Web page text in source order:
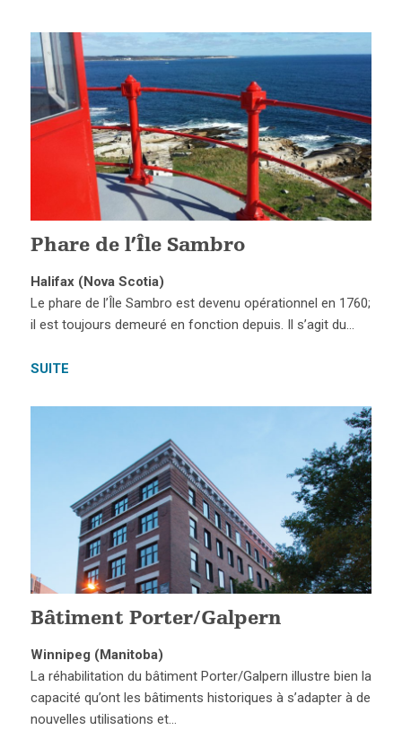
Phare de l’Île Sambro
Halifax (Nova Scotia)
Le phare de l’Île Sambro est devenu opérationnel en 1760;
il est toujours demeuré en fonction depuis. Il s’agit du…
SUITE
Bâtiment Porter/Galpern
Winnipeg (Manitoba)
La réhabilitation du bâtiment Porter/Galpern illustre bien la
capacité qu’ont les bâtiments historiques à s’adapter à de
nouvelles utilisations et…